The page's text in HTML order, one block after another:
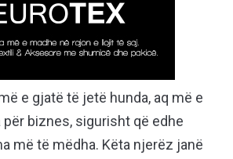
e gjatë të jetë hunda, aq më e
biznes, sigurisht që edhe
më të mëdha. Këta njerëz janë